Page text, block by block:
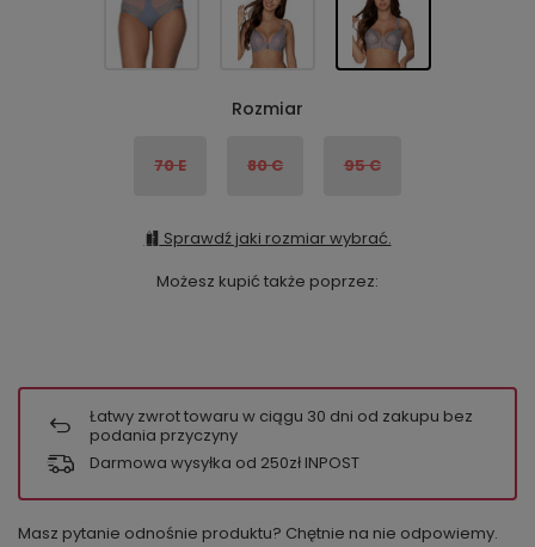
Rozmiar
70 E 80 C 95 C
Sprawdź jaki rozmiar wybrać.
Możesz kupić także poprzez:
Łatwy zwrot towaru w ciągu 30 dni od zakupu bez
podania przyczyny
Darmowa wysyłka od 250zł INPOST
Masz pytanie odnośnie produktu? Chętnie na nie odpowiemy.